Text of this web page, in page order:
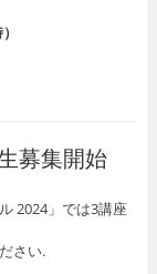
募集開始
2024」では3講座
さい.